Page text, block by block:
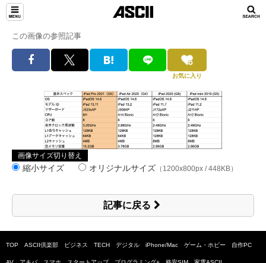
この画像の参照記事
お気に入り
画像サイズ切り替え
縮小サイズ オリジナルサイズ （1200x800px / 448KB）
記事に戻る
TOP ASCII倶楽部 ビジネス TECH デジタル iPhone/Mac ゲーム・ホビー 自作PC